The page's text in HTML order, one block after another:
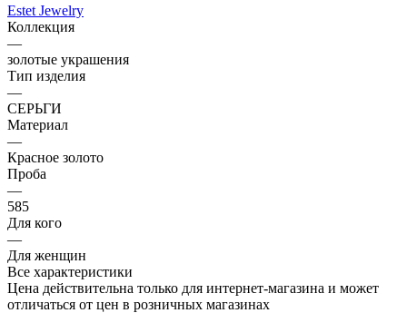
Estet Jewelry
Коллекция
—
золотые украшения
Тип изделия
—
СЕРЬГИ
Материал
—
Красное золото
Проба
—
585
Для кого
—
Для женщин
Все характеристики
Цена действительна только для интернет-магазина и может
отличаться от цен в розничных магазинах